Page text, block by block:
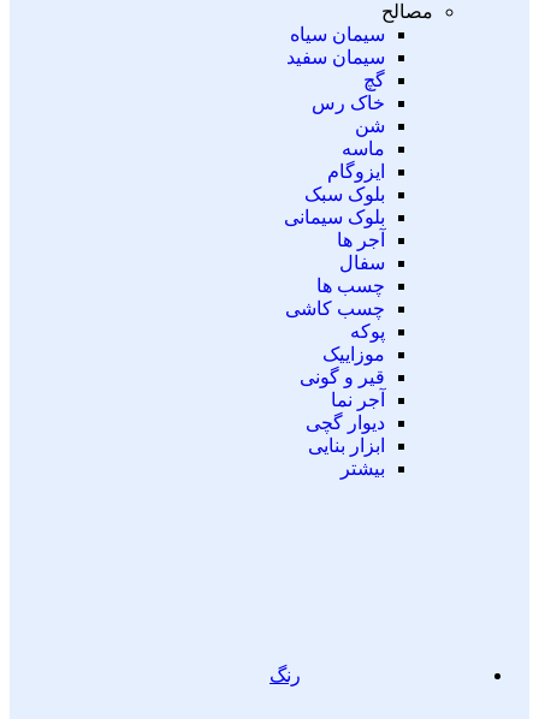
مصالح
سیمان سیاه
سیمان سفید
گچ
خاک رس
شن
ماسه
ایزوگام
بلوک سبک
بلوک سیمانی
آجر ها
سفال
چسب ها
چسب کاشی
پوکه
موزاییک
قیر و گونی
آجر نما
دیوار گچی
ابزار بنایی
بیشتر
رنگ